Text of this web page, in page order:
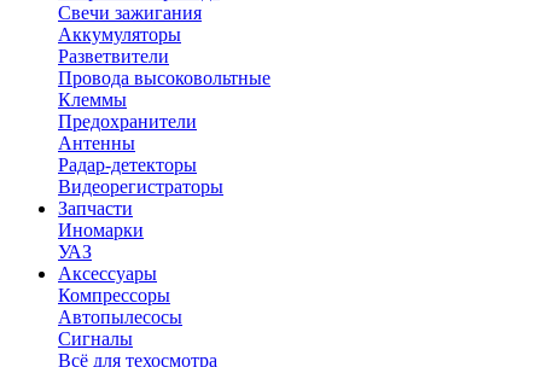
Свечи зажигания
Аккумуляторы
Разветвители
Провода высоковольтные
Клеммы
Предохранители
Антенны
Радар-детекторы
Видеорегистраторы
Запчасти
Иномарки
УАЗ
Аксесcуары
Компрессоры
Автопылесосы
Сигналы
Всё для техосмотра